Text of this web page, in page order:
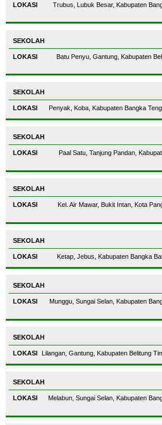
Trubus, Lubuk Besar, Kabupaten
Batu Penyu, Gantung, Kabupaten
Penyak, Koba, Kabupaten Bangka
Paal Satu, Tanjung Pandan,
Kel. Air Mawar, Bukit Intan, Kota
Ketap, Jebus, Kabupaten Bangka
Munggu, Sungai Selan, Kabupaten
Lilangan, Gantung, Kabupaten Belitung
Melabun, Sungai Selan, Kabupaten